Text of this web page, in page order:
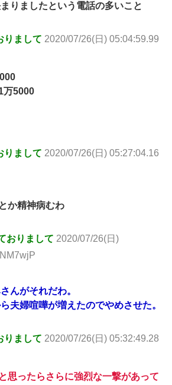
りましたという電話の多いこと
りまして 2020/07/26(日) 05:04:59.99
万5000
りまして 2020/07/26(日) 05:27:04.16
か精神病むわ
おりまして 2020/07/26(日)
んがそれだわ。
夫婦喧嘩が増えたのでやめさせた。
りまして 2020/07/26(日) 05:32:49.28
思ったらさらに強烈な一撃があって